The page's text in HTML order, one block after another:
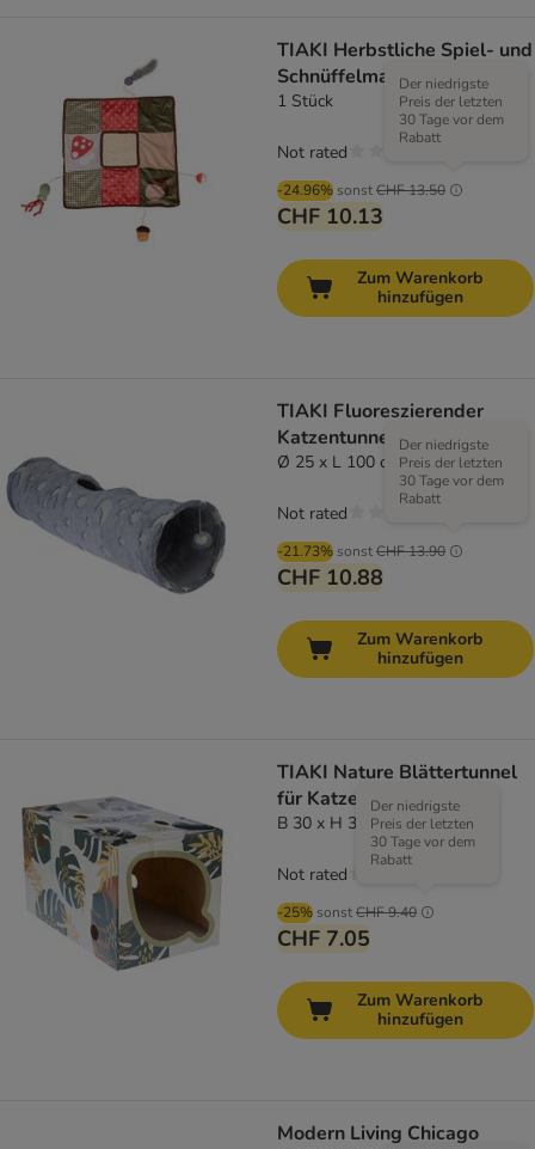
TIAKI Herbstliche Spiel- und
Schnüffelmatte für Katzen
1 Stück
-24.96% sonstCHF 13.50
Der niedrigste
Preis der letzten
30 Tage vor dem
Rabatt
CHF 10.13
Not rated
Zum Warenkorb
hinzufügen
TIAKI Fluoreszierender
Katzentunnel Star
Ø 25 x L 100 cm
-21.73% sonstCHF 13.90
Der niedrigste
Preis der letzten
30 Tage vor dem
Rabatt
CHF 10.88
Not rated
Zum Warenkorb
hinzufügen
TIAKI Nature Blättertunnel
für Katzen
B 30 x H 30 x L 40 cm
-25% sonstCHF 9.40
Der niedrigste
Preis der letzten
30 Tage vor dem
Rabatt
CHF 7.05
Not rated
Zum Warenkorb
hinzufügen
Modern Living Chicago